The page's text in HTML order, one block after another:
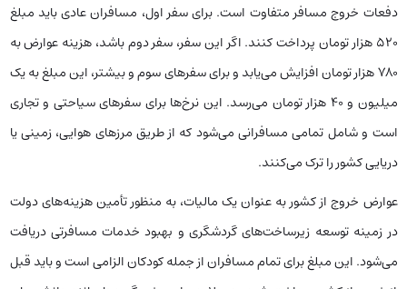
دفعات خروج مسافر متفاوت است. برای سفر اول، مسافران عادی باید مبلغ
۵۲۰ هزار تومان پرداخت کنند. اگر این سفر، سفر دوم باشد، هزینه عوارض به
۷۸۰ هزار تومان افزایش می‌یابد و برای سفرهای سوم و بیشتر، این مبلغ به یک
میلیون و ۴۰ هزار تومان می‌رسد. این نرخ‌ها برای سفرهای سیاحتی و تجاری
است و شامل تمامی مسافرانی می‌شود که از طریق مرزهای هوایی، زمینی یا
دریایی کشور را ترک می‌کنند.
عوارض خروج از کشور به عنوان یک مالیات، به منظور تأمین هزینه‌های دولت
در زمینه توسعه زیرساخت‌های گردشگری و بهبود خدمات مسافرتی دریافت
می‌شود. این مبلغ برای تمام مسافران از جمله کودکان الزامی است و باید قبل